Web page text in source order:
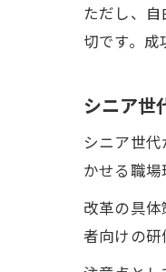
ただし、
切です。
シニア世
シニア世
かせる職
改革の具
者向けの研